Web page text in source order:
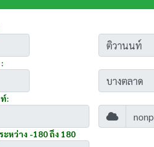
:
หว่าง -180 ถึง 180